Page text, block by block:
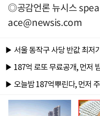
◎공감언론 뉴시스
ace@newsis.com